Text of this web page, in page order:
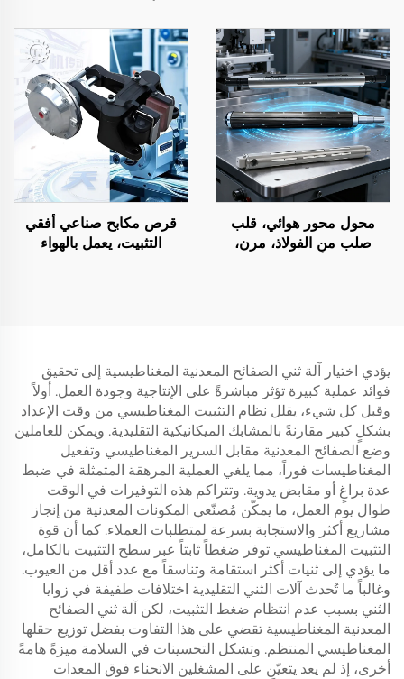
علامة تيانجي التجارية، وفق
المواصفات الأصلية للمصنّع
(OEM)، لآلات الطباعة
والتصوير
DBH)، كاليبر صناعي
محول محور هوائي، قلب
صلب من الفولاذ، مرن،
قرص مكابح صناعي أفقي
التثبيت، يعمل بالهواء
يؤدي اختيار آلة ثني الصفائح المعدنية المغناطيسية إلى تحقيق
فوائد عملية كبيرة تؤثر مباشرةً على الإنتاجية وجودة العمل. أولاً
وقبل كل شيء، يقلل نظام التثبيت المغناطيسي من وقت الإعداد
بشكلٍ كبير مقارنةً بالمشابك الميكانيكية التقليدية. ويمكن للعاملين
وضع الصفائح المعدنية مقابل السرير المغناطيسي وتفعيل
المغناطيسات فوراً، مما يلغي العملية المرهقة المتمثلة في ضبط
عدة براغٍ أو مقابض يدوية. وتتراكم هذه التوفيرات في الوقت
طوال يوم العمل، ما يمكّن مُصنّعي المكونات المعدنية من إنجاز
مشاريع أكثر والاستجابة بسرعة لمتطلبات العملاء. كما أن قوة
التثبيت المغناطيسي توفر ضغطاً ثابتاً عبر سطح التثبيت بالكامل،
ما يؤدي إلى ثنيات أكثر استقامة وتناسقاً مع عدد أقل من العيوب.
وغالباً ما تُحدث آلات الثني التقليدية اختلافات طفيفة في زوايا
الثني بسبب عدم انتظام ضغط التثبيت، لكن آلة ثني الصفائح
المعدنية المغناطيسية تقضي على هذا التفاوت بفضل توزيع حقلها
المغناطيسي المنتظم. وتشكل التحسينات في السلامة ميزةً هامةً
أخرى، إذ لم يعد يتعيّن على المشغلين الانحناء فوق المعدات